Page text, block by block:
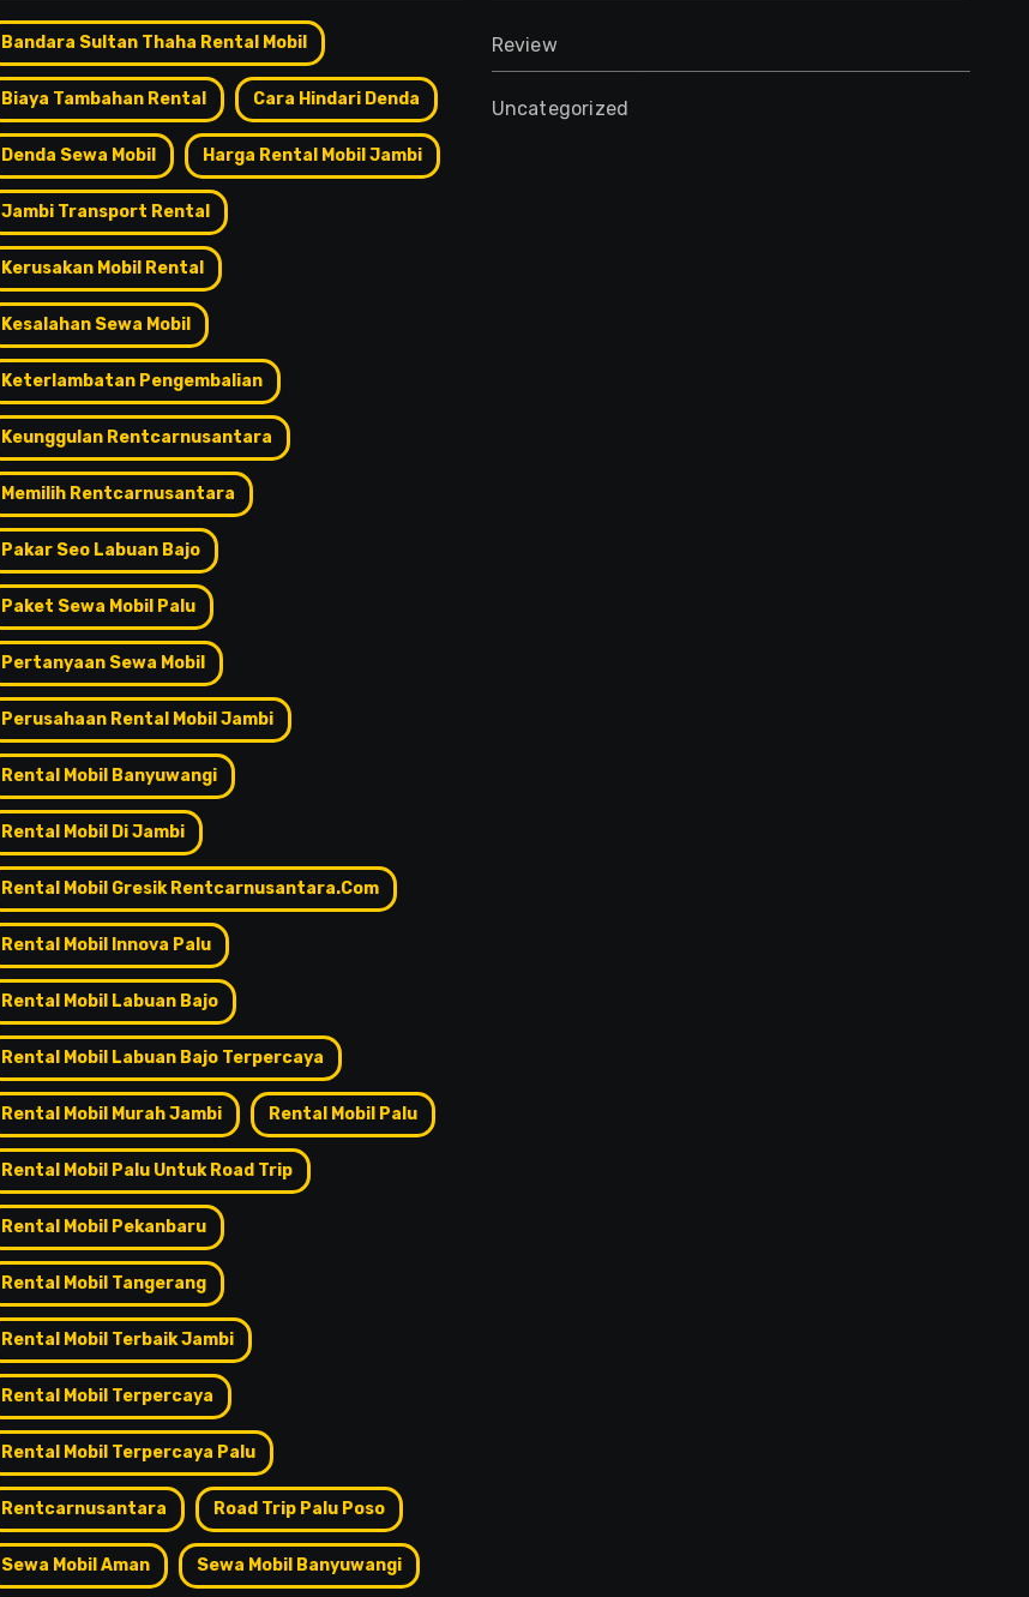
Bandara Sultan Thaha Rental Mobil
Biaya Tambahan Rental Cara Hindari Denda
Denda Sewa Mobil Harga Rental Mobil Jambi
Jambi Transport Rental
Kerusakan Mobil Rental
Kesalahan Sewa Mobil
Keterlambatan Pengembalian
Keunggulan Rentcarnusantara
Memilih Rentcarnusantara
Pakar Seo Labuan Bajo
Paket Sewa Mobil Palu
Pertanyaan Sewa Mobil
Perusahaan Rental Mobil Jambi
Rental Mobil Banyuwangi
Rental Mobil Di Jambi
Rental Mobil Gresik Rentcarnusantara.com
Rental Mobil Innova Palu
Rental Mobil Labuan Bajo
Rental Mobil Labuan Bajo Terpercaya
Rental Mobil Murah Jambi Rental Mobil Palu
Rental Mobil Palu Untuk Road Trip
Rental Mobil Pekanbaru
Rental Mobil Tangerang
Rental Mobil Terbaik Jambi
Rental Mobil Terpercaya
Rental Mobil Terpercaya Palu
Rentcarnusantara Road Trip Palu Poso
Sewa Mobil Aman Sewa Mobil Banyuwangi
Review
Uncategorized